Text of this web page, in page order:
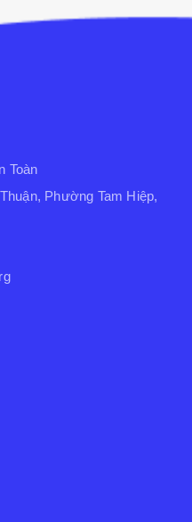
Toàn
Phường Tam Hiệp,